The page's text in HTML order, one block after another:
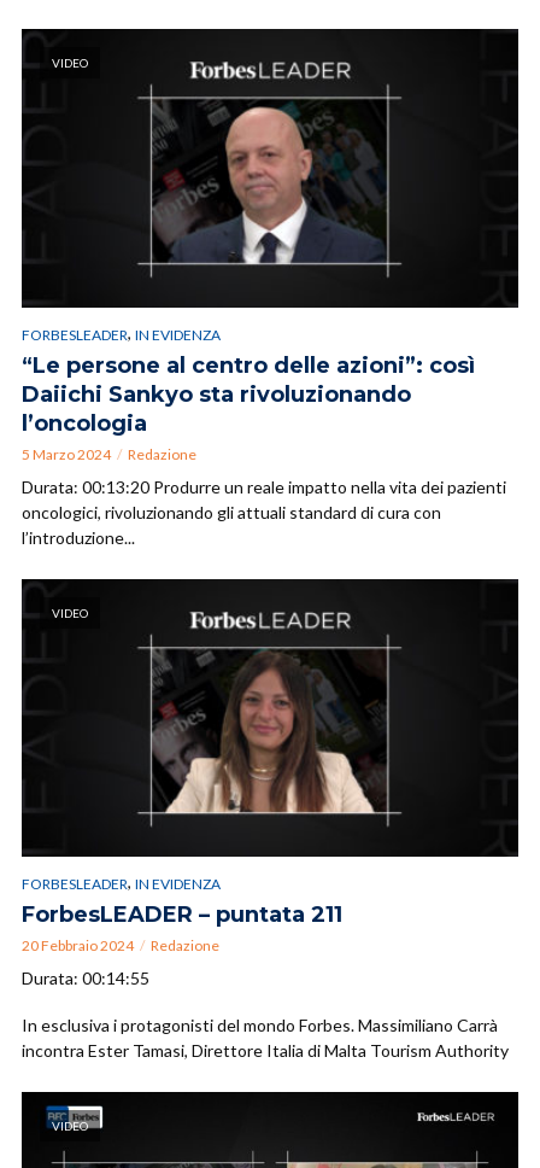
VIDEO
FORBESLEADER, IN EVIDENZA
“Le persone al centro delle azioni”: così
Daiichi Sankyo sta rivoluzionando
l’oncologia
5 Marzo 2024 Redazione
Durata: 00:13:20 Produrre un reale impatto nella vita dei pazienti
oncologici, rivoluzionando gli attuali standard di cura con
l’introduzione...
VIDEO
FORBESLEADER, IN EVIDENZA
ForbesLEADER – puntata 211
20 Febbraio 2024 Redazione
Durata: 00:14:55
In esclusiva i protagonisti del mondo Forbes. Massimiliano Carrà
incontra Ester Tamasi, Direttore Italia di Malta Tourism Authority
VIDEO